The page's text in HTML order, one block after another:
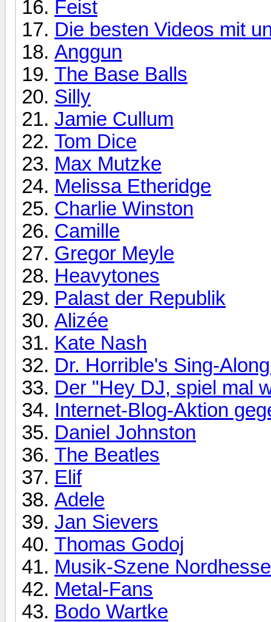
Feist
Die besten Videos mit
Anggun
The Base Balls
Silly
Jamie Cullum
Tom Dice
Max Mutzke
Melissa Etheridge
Charlie Winston
Camille
Gregor Meyle
Heavytones
Palast der Republik
Alizée
Kate Nash
Dr. Horrible's Sing-
Der "Hey DJ, spiel mal
Internet-Blog-Aktion
Daniel Johnston
The Beatles
Elif
Adele
Jan Sievers
Thomas Godoj
Musik-Szene
Metal-Fans
Bodo Wartke